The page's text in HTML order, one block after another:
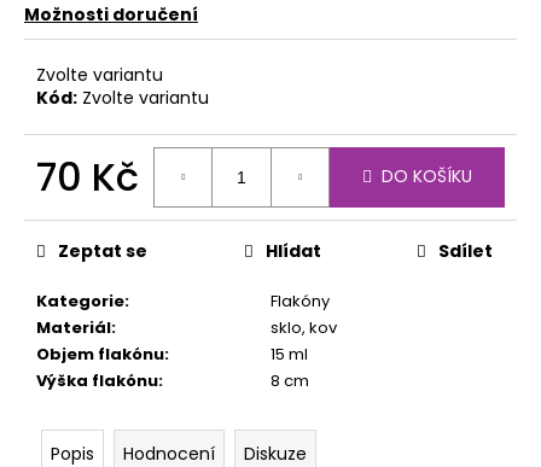
Možnosti doručení
Zvolte variantu
Kód: Zvolte variantu
70 Kč
cena:
DO KOŠÍKU
Kategorie:
Flakóny
Materiál:
sklo, kov
Objem flakónu:
15 ml
Výška flakónu: 8 cm
Zeptat se Hlídat Sdílet
Popis Hodnocení Diskuze
D
p
o
r
u
u
e
m
e